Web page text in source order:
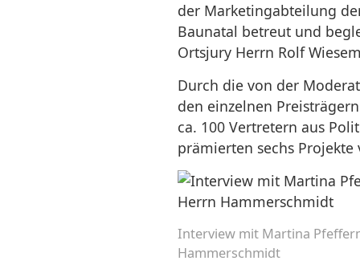
der Marketingabteilung
Baunatal betreut und
Ortsjury Herrn Rolf
Durch die von der
den einzelnen
ca. 100 Vertretern aus
prämierten sechs Projekte
Interview mit Martina
Hammerschmidt